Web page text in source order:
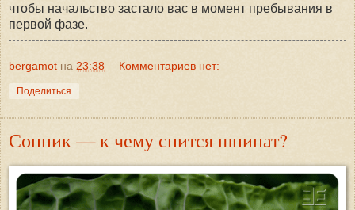
чтобы начальство застало вас в момент пребывания в
первой фазе.
bergamot на 23:38 Комментариев нет:
Поделиться
Сонник — к чему снится шпинат?